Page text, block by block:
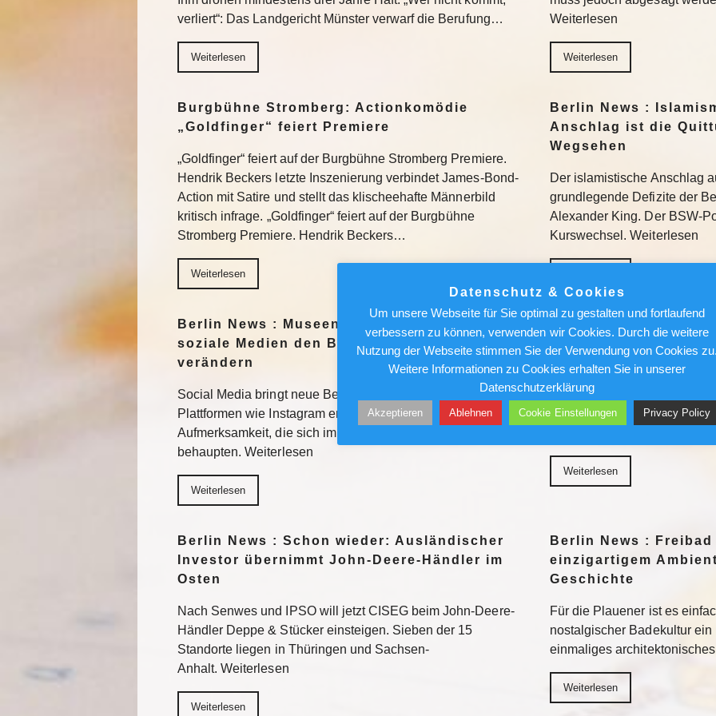
verliert“: Das Landgericht Münster verwarf die Berufung…
Weiterlesen
Weiterlesen
Weiterlesen
Burgbühne Stromberg: Actionkomödie
„Goldfinger“ feiert Premiere
„Goldfinger“ feiert auf der Burgbühne Stromberg Premiere.
Hendrik Beckers letzte Inszenierung verbindet James-Bond-
Action mit Satire und stellt das klischeehafte Männerbild
kritisch infrage. „Goldfinger“ feiert auf der Burgbühne
Stromberg Premiere. Hendrik Beckers…
Weiterlesen
Berlin News :
Anschlag ist die
Wegsehen
Der islamistische Anschlag
grundlegende Defizite der
Alexander King. Der BSW-
Kurswechsel. Weiterlesen
Berlin News : Museen für den Feed: Wie
soziale Medien den Blick auf Kunst
verändern
Social Media bringt neue Besucher in die Museen. Doch auf
Plattformen wie Instagram erhalten vor allem jene Motive
Aufmerksamkeit, die sich im Feed am besten
behaupten. Weiterlesen
Weiterlesen
Berlin News : Über
Alfred Torge und die
Sensation
Ungesichert kletterte er in
und Geschäftshäuser. Die
Weiterlesen
Berlin News : Schon wieder: Ausländischer
Investor übernimmt John-Deere-Händler im
Osten
Nach Senwes und IPSO will jetzt CISEG beim John-Deere-
Händler Deppe & Stücker einsteigen. Sieben der 15
Standorte liegen in Thüringen und Sachsen-
Anhalt. Weiterlesen
Weiterlesen
Berlin News :
einzigartigem
Geschichte
Für die Plauener ist es
nostalgischer Badekultur
einmaliges
Weiterlesen
Datenschutz & Cookies
Um unsere Webseite für Sie optimal zu gestalten und fortlaufend
verbessern zu können, verwenden wir Cookies. Durch die weitere
Nutzung der Webseite stimmen Sie der Verwendung von Cookies
Weitere Informationen zu Cookies erhalten Sie in unserer
Datenschutzerklärung
Akzeptieren Ablehnen Cookie Einstellungen Privacy Policy